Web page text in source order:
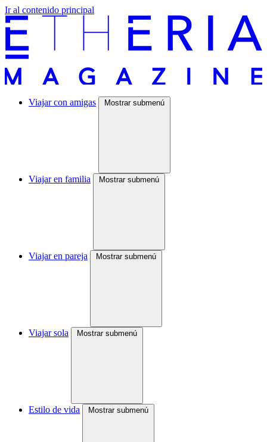
Ir al contenido principal
Viajar con amigas Mostrar submenú
Viajar en familia Mostrar submenú
Viajar en pareja Mostrar submenú
Viajar sola Mostrar submenú
Estilo de vida Mostrar submenú